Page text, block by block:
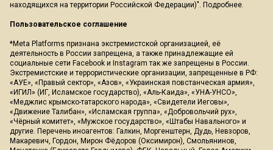
находящихся на территории Российской Федерации)". Подробнее.
Пользовательское соглашение
*Meta Platforms признана экстремистской организацией, её
деятельность в России запрещена, а также принадлежащие ей
социальные сети Facebook и Instagram так же запрещены в России.
Экстремистские и террористические организации, запрещенные в РФ:
«АУЕ», «Правый сектор», «Азов», «Украинская повстанческая армия»,
«ИГИЛ» (ИГ, Исламское государство), «Аль-Каида», «УНА-УНСО»,
«Меджлис крымско-татарского народа», «Свидетели Иеговы»,
«Движение Талибан», «Исламская группа», «Добровольчий рух»,
«Чёрный комитет», «Мужское государство», «Штабы Навального» и
другие. Перечень иноагентов: Галкин, Моргенштерн, Дудь, Невзоров,
Макаревич, Гордон, Мирон Фёдоров (Оксимирон), Смольянинов,